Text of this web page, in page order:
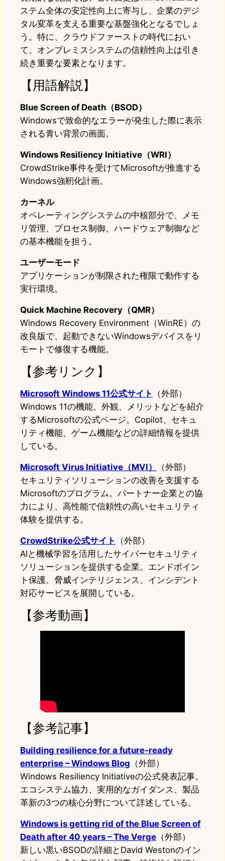
ステム全体の安定性向上に寄与し、企業のデジ
タル変革を支える重要な基盤強化となるでしょ
う。特に、クラウドファーストの時代におい
て、オンプレミスシステムの信頼性向上は引き
続き重要な要素となります。
【用語解説】
Blue Screen of Death（BSOD）
Windowsで致命的なエラーが発生した際に表示
される青い背景の画面。
Windows Resiliency Initiative（WRI）
CrowdStrike事件を受けてMicrosoftが推進する
Windows強靭化計画。
カーネル
オペレーティングシステムの中核部分で、メモ
リ管理、プロセス制御、ハードウェア制御など
の基本機能を担う。
ユーザーモード
アプリケーションが制限された権限で動作する
実行環境。
Quick Machine Recovery（QMR）
Windows Recovery Environment（WinRE）の
改良版で、起動できないWindowsデバイスをリ
モートで修復する機能。
【参考リンク】
Microsoft Windows 11公式サイト
（外部）
Windows 11の機能、外観、メリットなどを紹介
するMicrosoftの公式ページ。Copilot、セキュ
リティ機能、ゲーム機能などの詳細情報を提供
している。
Microsoft Virus Initiative（MVI）
（外部）
セキュリティソリューションの改善を支援する
Microsoftのプログラム。パートナー企業との協
力により、高性能で信頼性の高いセキュリティ
体験を提供する。
CrowdStrike公式サイト
（外部）
AIと機械学習を活用したサイバーセキュリティ
ソリューションを提供する企業。エンドポイン
ト保護、脅威インテリジェンス、インシデント
対応サービスを展開している。
【参考動画】
【参考記事】
Building resilience for a future-ready
enterprise – Windows Blog （外部）
Windows Resiliency Initiativeの公式発表記事。
エコシステム協力、実用的なガイダンス、製品
革新の3つの核心分野について詳述している。
Windows is getting rid of the Blue Screen of
Death after 40 years – The Verge （外部）
新しい黒いBSODの詳細とDavid Westonのイン